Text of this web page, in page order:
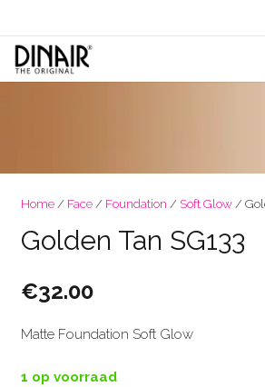
Home/ Face/ Foundation / Soft Glow/
Golden Tan SG133
€32.00
Matte Foundation Soft Glow
1 op voorraad